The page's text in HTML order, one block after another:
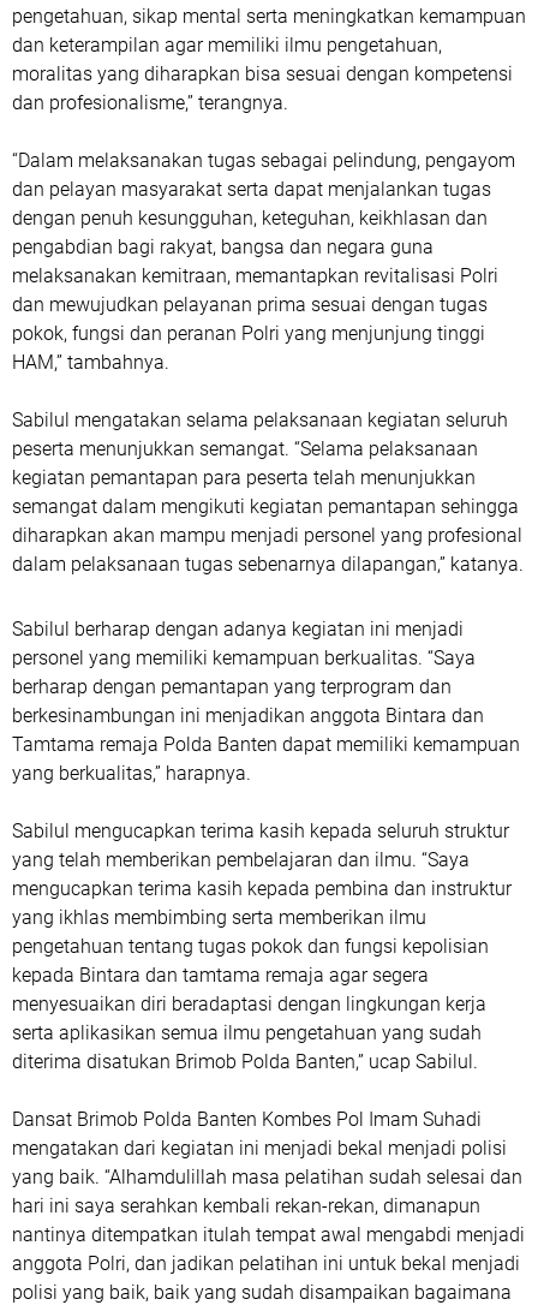
pengetahuan, sikap mental serta meningkatkan kemampuan
dan keterampilan agar memiliki ilmu pengetahuan,
moralitas yang diharapkan bisa sesuai dengan kompetensi
dan profesionalisme,” terangnya.
“Dalam melaksanakan tugas sebagai pelindung, pengayom
dan pelayan masyarakat serta dapat menjalankan tugas
dengan penuh kesungguhan, keteguhan, keikhlasan dan
pengabdian bagi rakyat, bangsa dan negara guna
melaksanakan kemitraan, memantapkan revitalisasi Polri
dan mewujudkan pelayanan prima sesuai dengan tugas
pokok, fungsi dan peranan Polri yang menjunjung tinggi
HAM,” tambahnya.
Sabilul mengatakan selama pelaksanaan kegiatan seluruh
peserta menunjukkan semangat. “Selama pelaksanaan
kegiatan pemantapan para peserta telah menunjukkan
semangat dalam mengikuti kegiatan pemantapan sehingga
diharapkan akan mampu menjadi personel yang profesional
dalam pelaksanaan tugas sebenarnya dilapangan,” katanya.
Sabilul berharap dengan adanya kegiatan ini menjadi
personel yang memiliki kemampuan berkualitas. “Saya
berharap dengan pemantapan yang terprogram dan
berkesinambungan ini menjadikan anggota Bintara dan
Tamtama remaja Polda Banten dapat memiliki kemampuan
yang berkualitas,” harapnya.
Sabilul mengucapkan terima kasih kepada seluruh struktur
yang telah memberikan pembelajaran dan ilmu. “Saya
mengucapkan terima kasih kepada pembina dan instruktur
yang ikhlas membimbing serta memberikan ilmu
pengetahuan tentang tugas pokok dan fungsi kepolisian
kepada Bintara dan tamtama remaja agar segera
menyesuaikan diri beradaptasi dengan lingkungan kerja
serta aplikasikan semua ilmu pengetahuan yang sudah
diterima disatukan Brimob Polda Banten,” ucap Sabilul.
Dansat Brimob Polda Banten Kombes Pol Imam Suhadi
mengatakan dari kegiatan ini menjadi bekal menjadi polisi
yang baik. “Alhamdulillah masa pelatihan sudah selesai dan
hari ini saya serahkan kembali rekan-rekan, dimanapun
nantinya ditempatkan itulah tempat awal mengabdi menjadi
anggota Polri, dan jadikan pelatihan ini untuk bekal menjadi
polisi yang baik, baik yang sudah disampaikan bagaimana